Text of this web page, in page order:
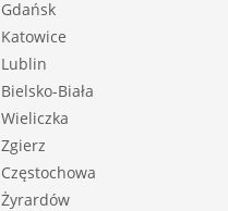
Gdańsk
Katowice
Lublin
Bielsko-Biała
Wieliczka
Zgierz
Częstochowa
Żyrardów